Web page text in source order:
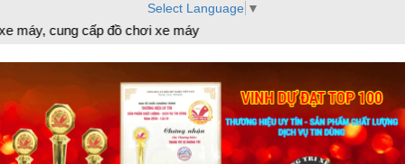
Select Language ▼